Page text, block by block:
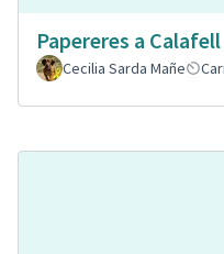
Papereres a Calafell
Cecilia Sarda Mañe